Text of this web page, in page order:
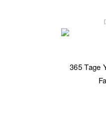
365 Tage